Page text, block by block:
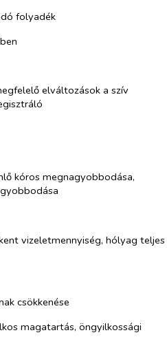
folyadék
elváltozások a szív
kóros megnagyobbodása,
vizeletmennyiség, hólyag teljes
csökkenése
magatartás, öngyilkossági